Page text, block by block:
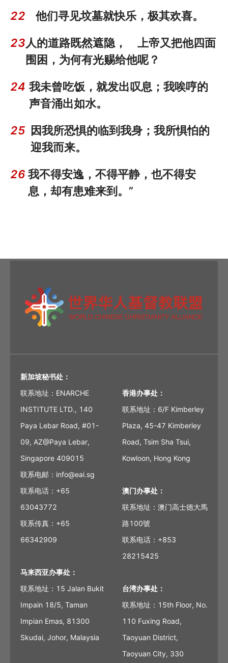
22 他们寻见坟墓就快乐，极其欢喜。
23人的道路既然遮隐， 上帝又把他四面
围困，为何有光赐给他呢？
24 我未曾吃饭，就发出叹息；我唉哼的
声音涌出如水。
25 因我所恐惧的临到我身；我所惧怕的
迎我而来。
26 我不得安逸，不得平静，也不得安
息，却有患难来到。”
新加坡秘书处：
联系地址：ENARCHE
INSTITUTE LTD., 140
Paya Lebar Road, #01-
09, AZ@Paya Lebar,
Singapore 409015
联系电邮：info@eai.sg
联系电话：+65
63043772
联系传真：+65
66342909
马来西亚办事处：
联系地址：15 Jalan Bukit
Impain 18/5, Taman
Impian Emas, 81300
Skudai, Johor, Malaysia
香港办事处：
联系地址：6/F Kimberley
Plaza, 45-47 Kimberley
Road, Tsim Sha Tsui,
Kowloon, Hong Kong
澳门办事处：
联系地址：澳门高士德大馬
路100號
联系电话：+853
28215425
台湾办事处：
联系地址：15th Floor, No.
110 Fuxing Road,
Taoyuan District,
Taoyuan City, 330